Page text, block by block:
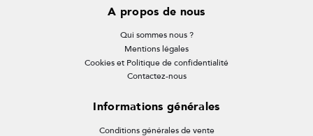
A propos de nous
Qui sommes nous ?
Mentions légales
Cookies et Politique de confidentialité
Contactez-nous
Informations générales
Conditions générales de vente